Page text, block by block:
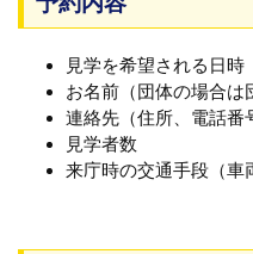
見学を希望される日時
お名前（団体の場合は
連絡先（住所、電話番
見学者数
来庁時の交通手段（車